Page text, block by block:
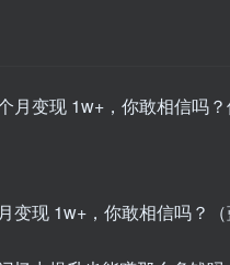
变现 1w+，你敢相信吗？